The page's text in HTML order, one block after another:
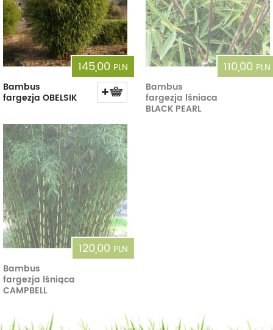
145,00 PLN
Bambus
fargezja OBELSIK
110,00 PLN
Bambus
fargezja lśniaca
BLACK PEARL
120,00 PLN
Bambus
fargezja lśniąca
CAMPBELL